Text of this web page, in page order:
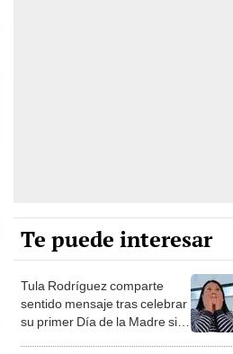
Te puede interesar
Tula Rodríguez comparte
sentido mensaje tras celebrar
su primer Día de la Madre sin